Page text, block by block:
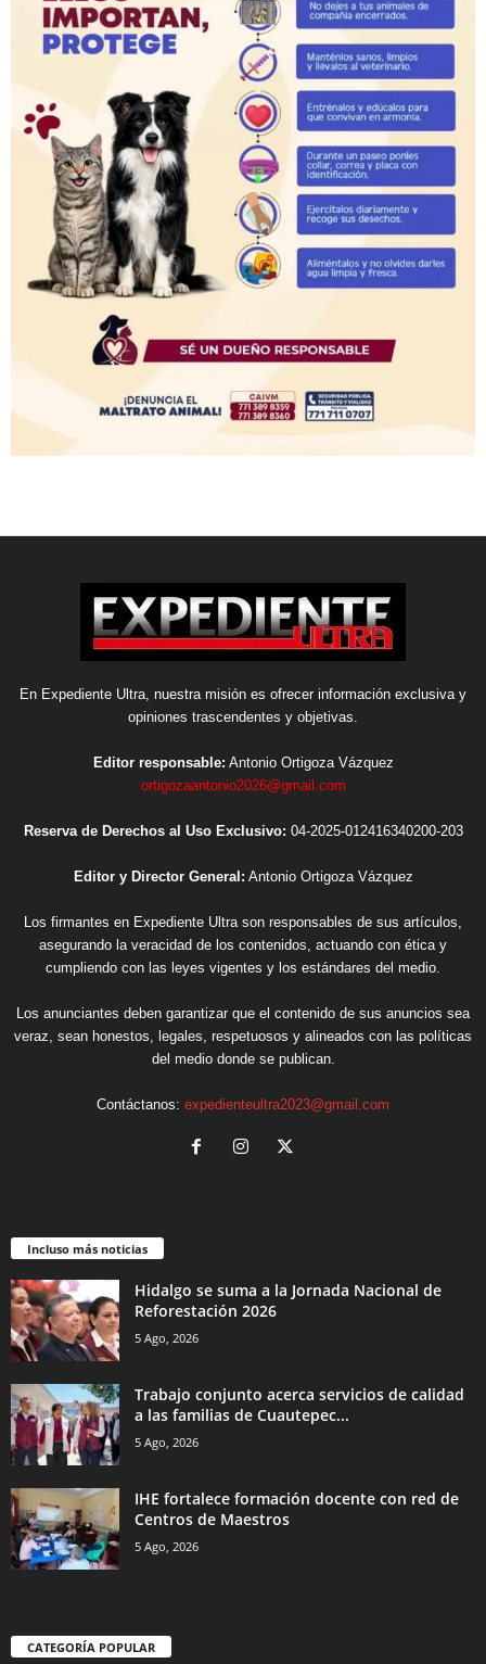
En Expediente Ultra, nuestra misión es ofrecer información exclusiva y
opiniones trascendentes y objetivas.
Editor responsable: Antonio Ortigoza Vázquez
ortigozaantonio2026@gmail.com
Reserva de Derechos al Uso Exclusivo: 04-2025-012416340200-203
Editor y Director General: Antonio Ortigoza Vázquez
Los firmantes en Expediente Ultra son responsables de sus artículos,
asegurando la veracidad de los contenidos, actuando con ética y
cumpliendo con las leyes vigentes y los estándares del medio.
Los anunciantes deben garantizar que el contenido de sus anuncios sea
veraz, sean honestos, legales, respetuosos y alineados con las políticas
del medio donde se publican.
Contáctanos: expedienteultra2023@gmail.com
Incluso más noticias
Hidalgo se suma a la Jornada Nacional de
Reforestación 2026
5 Ago, 2026
Trabajo conjunto acerca servicios de calidad
a las familias de Cuautepec...
5 Ago, 2026
IHE fortalece formación docente con red de
Centros de Maestros
5 Ago, 2026
CATEGORÍA POPULAR